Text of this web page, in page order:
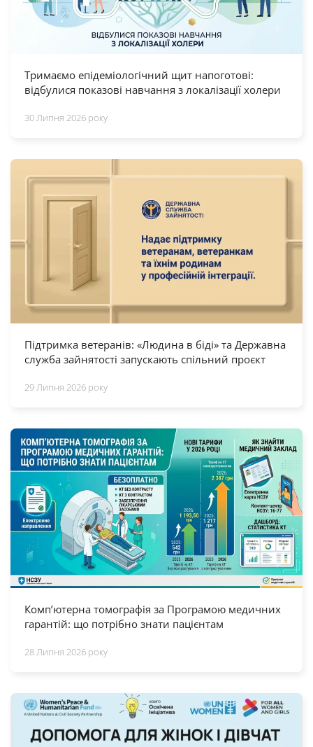
Тримаємо епідеміологічний щит напоготові:
відбулися показові навчання з локалізації холери
30 Липня 2026 року
Підтримка ветеранів: «Людина в біді» та Державна
служба зайнятості запускають спільний проєкт
29 Липня 2026 року
Комп’ютерна томографія за Програмою медичних
гарантій: що потрібно знати пацієнтам
28 Липня 2026 року